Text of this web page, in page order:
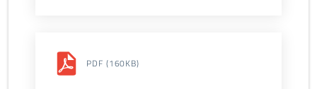
PDF (160KB)